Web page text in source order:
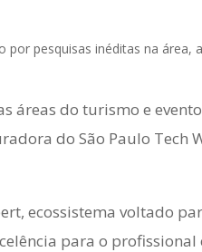
pesquisas inéditas na área,
áreas do turismo e
do São Paulo Tech
ecossistema voltado
para o profissional